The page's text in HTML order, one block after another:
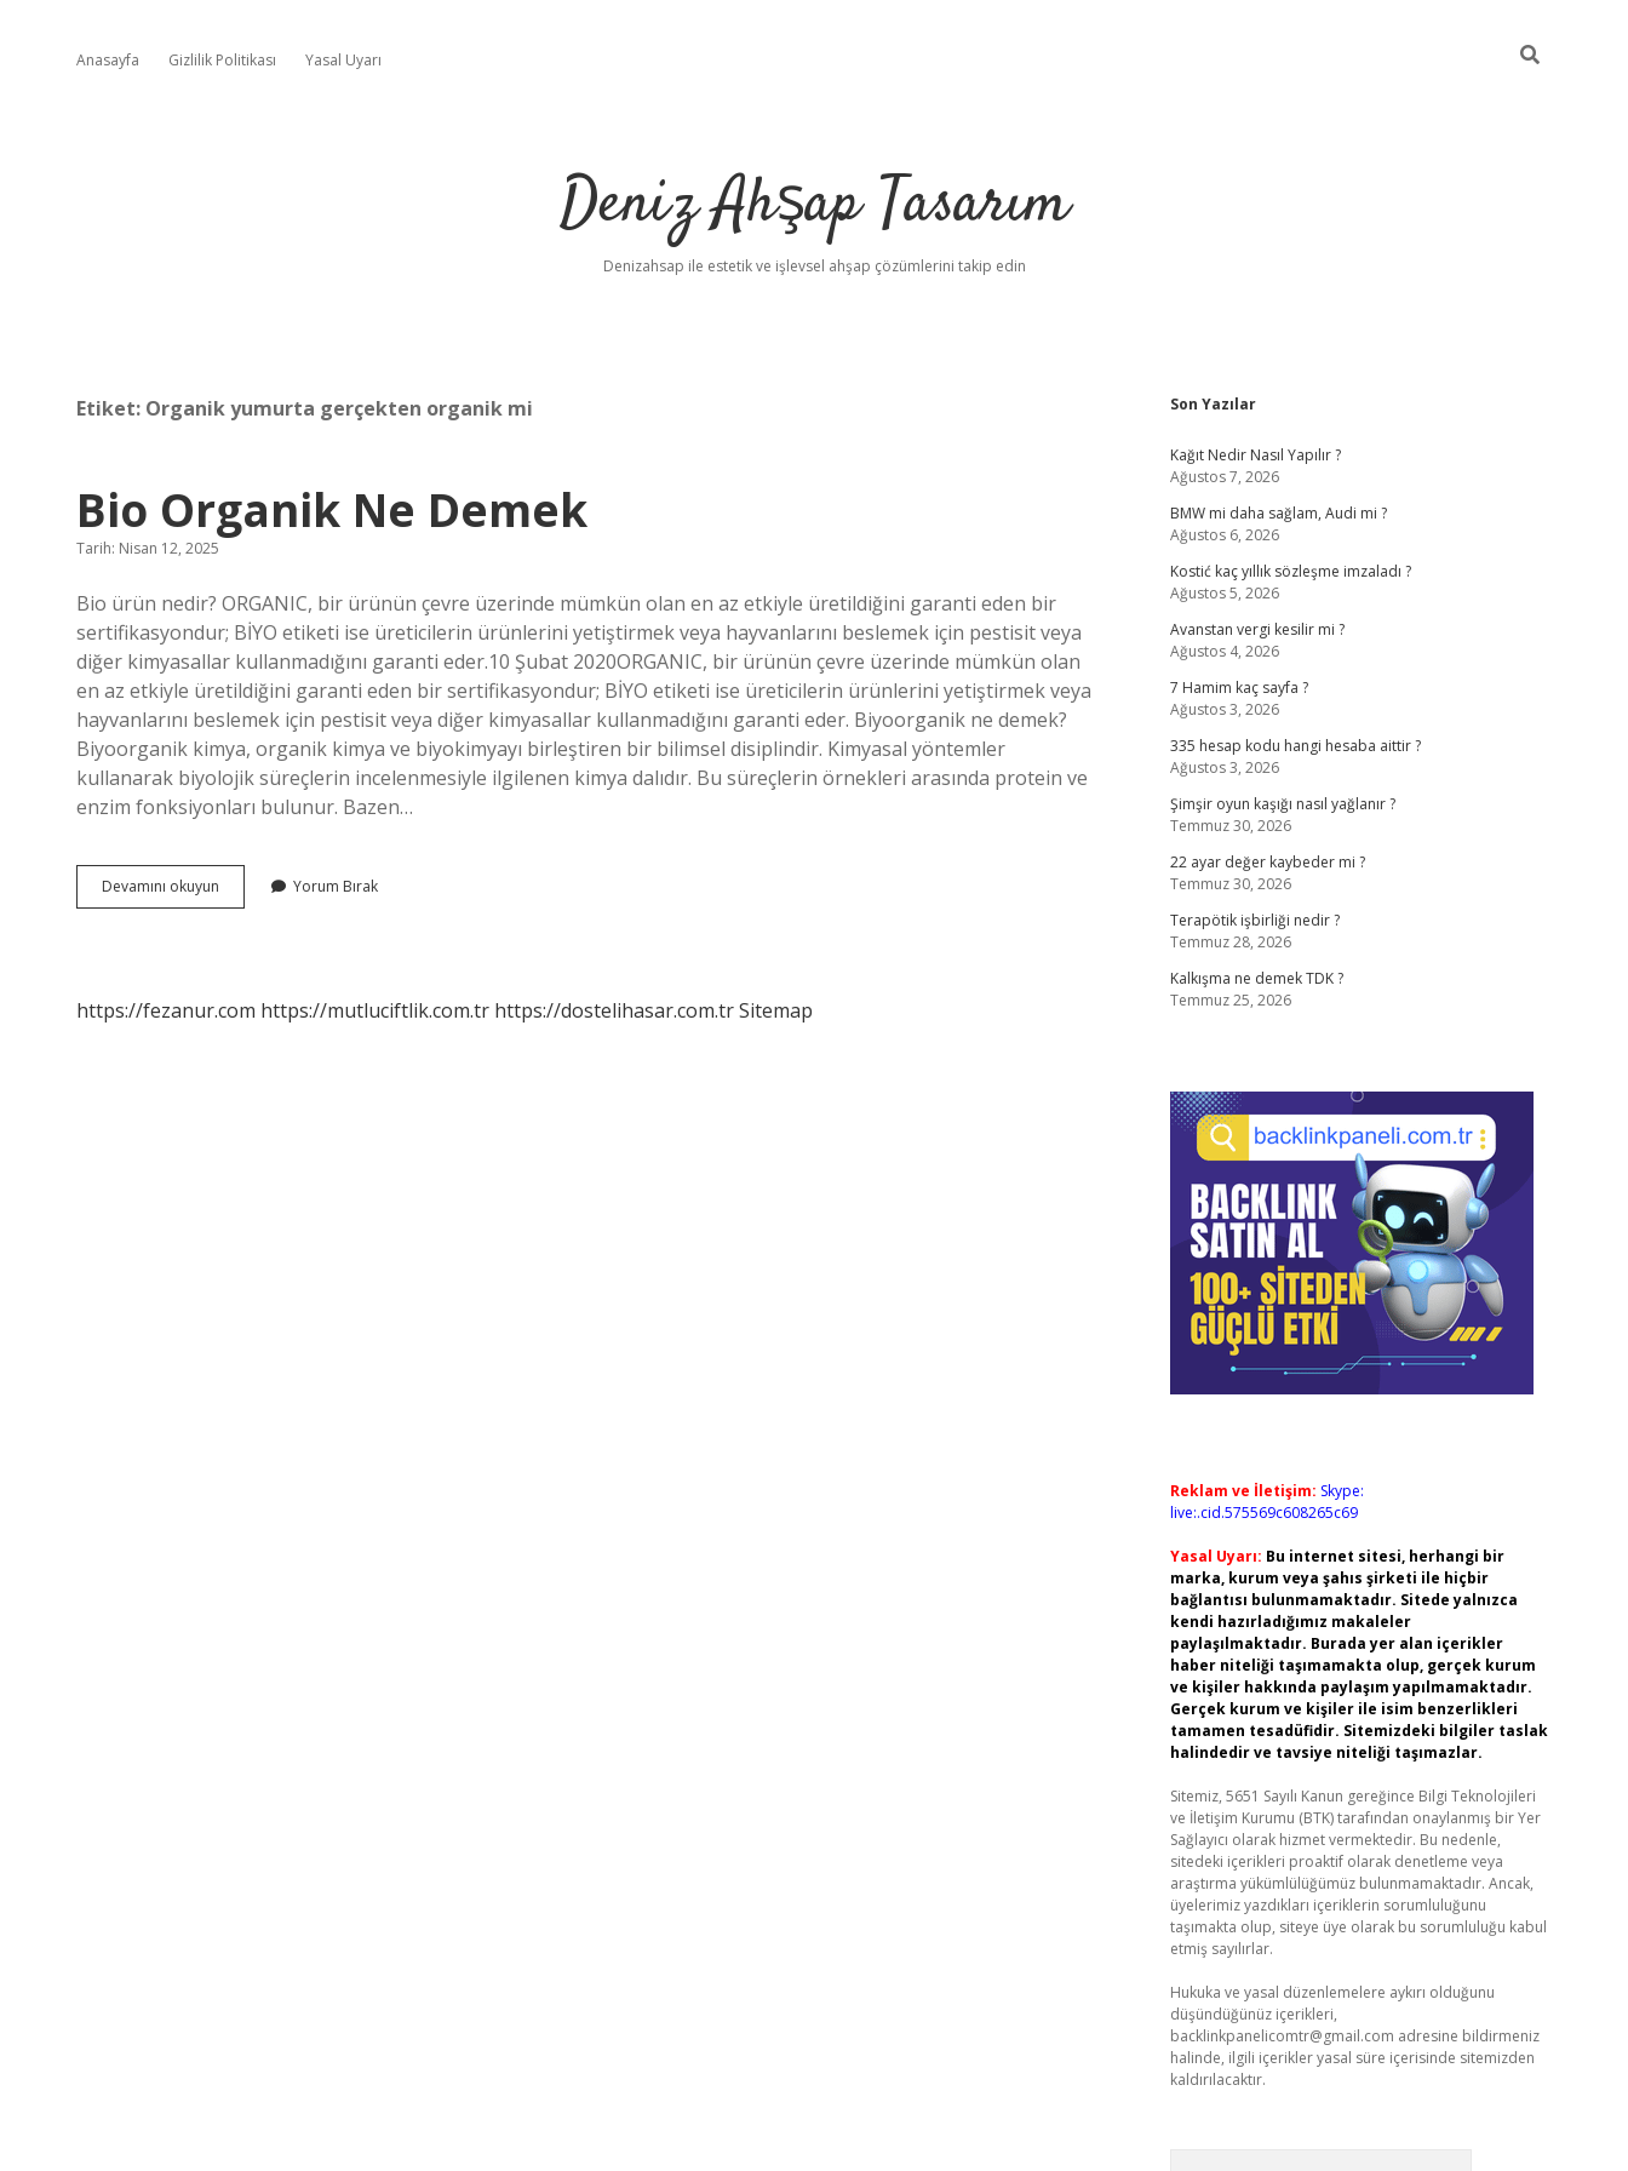
Anasayfa Gizlilik Politikası Yasal Uyarı
Deniz Ahşap Tasarım
Denizahsap ile estetik ve işlevsel ahşap çözümlerini takip edin
Etiket: Organik yumurta gerçekten organik mi
Bio Organik Ne Demek
Tarih: Nisan 12, 2025
Bio ürün nedir? ORGANIC, bir ürünün çevre üzerinde mümkün olan en az etkiyle üretildiğini garanti eden bir
sertifikasyondur; BİYO etiketi ise üreticilerin ürünlerini yetiştirmek veya hayvanlarını beslemek için pestisit veya
diğer kimyasallar kullanmadığını garanti eder.10 Şubat 2020ORGANIC, bir ürünün çevre üzerinde mümkün olan
en az etkiyle üretildiğini garanti eden bir sertifikasyondur; BİYO etiketi ise üreticilerin ürünlerini yetiştirmek veya
hayvanlarını beslemek için pestisit veya diğer kimyasallar kullanmadığını garanti eder. Biyoorganik ne demek?
Biyoorganik kimya, organik kimya ve biyokimyayı birleştiren bir bilimsel disiplindir. Kimyasal yöntemler
kullanarak biyolojik süreçlerin incelenmesiyle ilgilenen kimya dalıdır. Bu süreçlerin örnekleri arasında protein ve
enzim fonksiyonları bulunur. Bazen…
Devamını okuyun
Organik
Yorum Bırak
https://fezanur.com https://mutluciftlik.com.tr https://dostelihasar.com.trSitemap
Sidebar
Son Yazılar
Kağıt Nedir Nasıl Yapılır ?
Ağustos 7, 2026
BMW mi daha sağlam, Audi mi ?
Ağustos 6, 2026
Kostić kaç yıllık sözleşme imzaladı ?
Ağustos 5, 2026
Avanstan vergi kesilir mi ?
Ağustos 4, 2026
7 Hamim kaç sayfa ?
Ağustos 3, 2026
335 hesap kodu hangi hesaba aittir ?
Ağustos 3, 2026
Şimşir oyun kaşığı nasıl yağlanır ?
Temmuz 30, 2026
22 ayar değer kaybeder mi ?
Temmuz 30, 2026
Terapötik işbirliği nedir ?
Temmuz 28, 2026
Kalkışma ne demek TDK ?
Temmuz 25, 2026
Reklam ve İletişim: Skype:
live:.cid.575569c608265c69
Yasal Uyarı: Bu internet sitesi, herhangi bir
marka, kurum veya şahıs şirketi ile hiçbir
bağlantısı bulunmamaktadır. Sitede yalnızca
kendi hazırladığımız makaleler
paylaşılmaktadır. Burada yer alan içerikler
haber niteliği taşımamakta olup, gerçek kurum
ve kişiler hakkında paylaşım yapılmamaktadır.
Gerçek kurum ve kişiler ile isim benzerlikleri
tamamen tesadüfidir. Sitemizdeki bilgiler taslak
halindedir ve tavsiye niteliği taşımazlar.
Sitemiz, 5651 Sayılı Kanun gereğince Bilgi Teknolojileri
ve İletişim Kurumu (BTK) tarafından onaylanmış bir Yer
Sağlayıcı olarak hizmet vermektedir. Bu nedenle,
sitedeki içerikleri proaktif olarak denetleme veya
araştırma yükümlülüğümüz bulunmamaktadır. Ancak,
üyelerimiz yazdıkları içeriklerin sorumluluğunu
taşımakta olup, siteye üye olarak bu sorumluluğu kabul
etmiş sayılırlar.
Hukuka ve yasal düzenlemelere aykırı olduğunu
düşündüğünüz içerikleri,
backlinkpanelicomtr@gmail.com adresine bildirmeniz
halinde, ilgili içerikler yasal süre içerisinde sitemizden
kaldırılacaktır.